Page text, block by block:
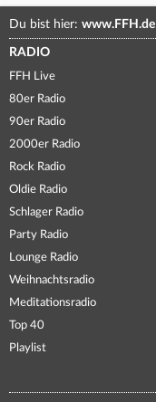
Du bist hier: www.FFH.de
RADIO
FFH Live
80er Radio
90er Radio
2000er Radio
Rock Radio
Oldie Radio
Schlager Radio
Party Radio
Lounge Radio
Weihnachtsradio
Meditationsradio
Top 40
Playlist